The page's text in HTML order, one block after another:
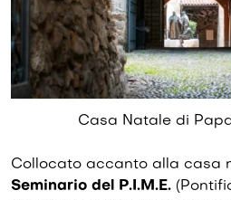
Casa Natale di
Collocato accanto alla casa
Seminario del P.I.M.E.